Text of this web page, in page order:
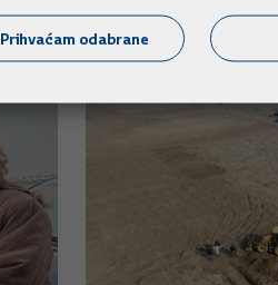
Prihvaćam odabrane